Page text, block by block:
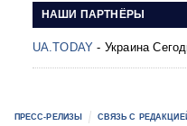
НАШИ ПАРТНЁРЫ
UA.TODAY - Украина
ПРЕСС-РЕЛИЗЫ СВЯЗЬ С